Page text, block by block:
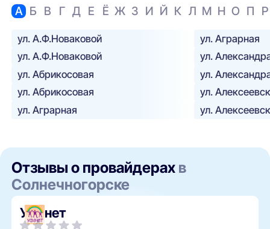
А Б В Г Д Е Ё Ж З И Й К Л М Н О П Р
ул. А.Ф.Новаковой
ул. А.Ф.Новаковой
ул. Абрикосовая
ул. Абрикосовая
ул. Аграрная
ул. Аграрная
ул.
ул.
ул.
ул.
Отзывы о провайдерах в
Солнечногорске
Уфанет